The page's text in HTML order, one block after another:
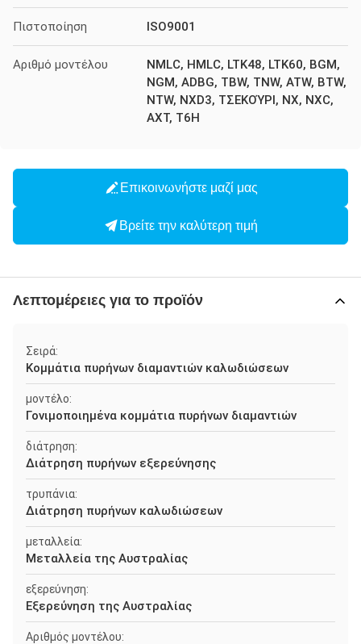
Πιστοποίηση ISO9001
Αριθμό μοντέλου
NMLC, HMLC, LTK48, LTK60, BGM,
NGM, ADBG, TBW, TNW, ATW, BTW,
NTW, NXD3, ΤΣΕΚΟΎΡΙ, NX, NXC,
AXT, T6H
Επικοινωνήστε μαζί μας
Βρείτε την καλύτερη τιμή
Λεπτομέρειες για το προϊόν
Σειρά:
Κομμάτια πυρήνων διαμαντιών καλωδιώσεων
μοντέλο:
Γονιμοποιημένα κομμάτια πυρήνων διαμαντιών
διάτρηση:
Διάτρηση πυρήνων εξερεύνησης
τρυπάνια:
Διάτρηση πυρήνων καλωδιώσεων
μεταλλεία:
Μεταλλεία της Αυστραλίας
εξερεύνηση:
Εξερεύνηση της Αυστραλίας
Αριθμός μοντέλου: